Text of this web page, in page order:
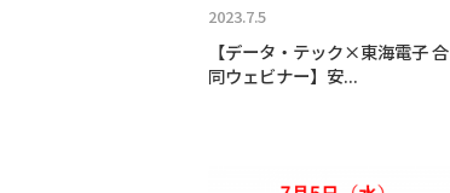
2023.7.5
【データ・テック×東海電子 合
同ウェビナー】安...